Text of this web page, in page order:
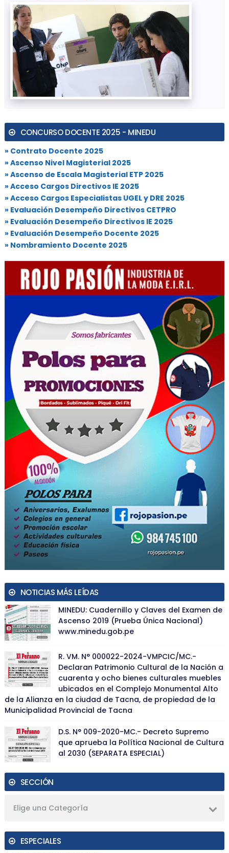
CONCURSO DOCENTE 2025 - MINEDU
» Contrato Docente 2025
» Ascenso Nivel Magisterial 2025
» Ascenso de Escala Magisterial ETP 2025
» Acceso Cargos Directivos IE 2025
» Acceso Cargos Especialistas UGEL y DRE 2025
» Evaluación Desempeño Directivos CETPRO
» Evaluación Desempeño Directivos IE 2025
» Evaluación Desempeño Docente 2025
» Nombramiento Docente 2025
NOTICIAS MÁS LEÍDAS
MINEDU: Cuadernillo y Claves del Examen de
Ascenso 2019 (Prueba Única Nacional)
www.minedu.gob.pe
R. VM. N° 000022-2024-VMPCIC/MC.-
Declaran Patrimonio Cultural de la Nación a
cuarenta y ocho bienes culturales muebles
ubicados en el Complejo Monumental Alto
de la Alianza en la ciudad de Tacna, de propiedad de la
Municipalidad Provincial de Tacna
D.S. N° 009-2020-MC.- Decreto Supremo
que aprueba la Política Nacional de Cultura
al 2030 (SEPARATA ESPECIAL)
SECCIÓN
Elige una Categoría
ESPECIALES